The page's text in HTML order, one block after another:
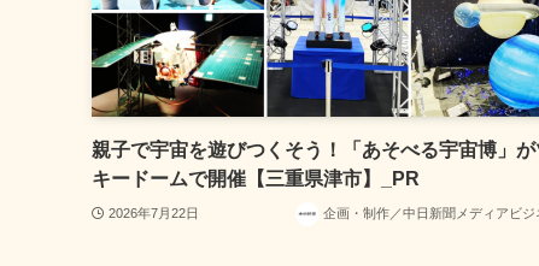
親子で宇宙を遊びつくそう！「あそべる宇宙博」が
キードームで開催【三重県津市】_PR
2026年7月22日 企画・制作／中日新聞メディアビジ